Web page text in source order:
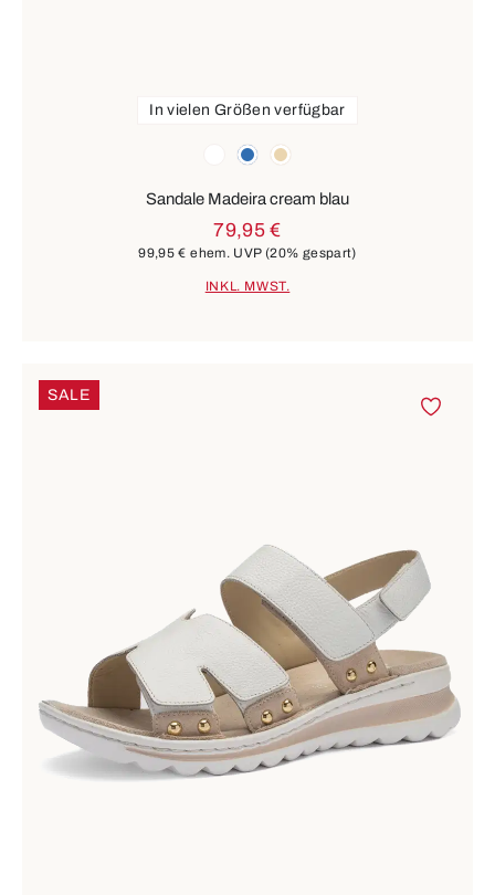
weißblau beige
In vielen Größen verfügbar
Sandale Madeira cream blau
79,95 €
99,95 € ehem. UVP (20% gespart)
INKL. MWST.
SALE